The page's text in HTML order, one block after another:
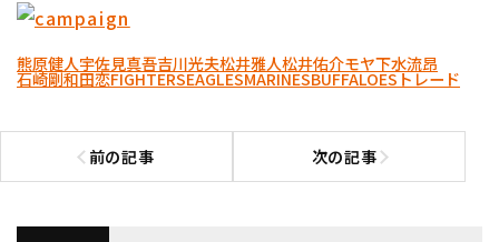
熊原健人宇佐見真吾吉川光夫松井雅人松井佑介モヤ下水流昂
石崎剛和田恋FIGHTERSEAGLESMARINESBUFFALOESトレード
前の記事
前の記事へ 次の記事次の記事へ